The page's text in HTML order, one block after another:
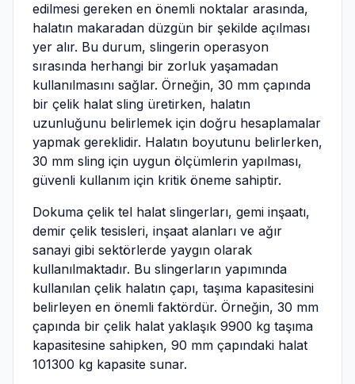
edilmesi gereken en önemli noktalar arasında,
halatın makaradan düzgün bir şekilde açılması
yer alır. Bu durum, slingerin operasyon
sırasında herhangi bir zorluk yaşamadan
kullanılmasını sağlar. Örneğin, 30 mm çapında
bir çelik halat sling üretirken, halatın
uzunluğunu belirlemek için doğru hesaplamalar
yapmak gereklidir. Halatın boyutunu belirlerken,
30 mm sling için uygun ölçümlerin yapılması,
güvenli kullanım için kritik öneme sahiptir.
Dokuma çelik tel halat slingerları, gemi inşaatı,
demir çelik tesisleri, inşaat alanları ve ağır
sanayi gibi sektörlerde yaygın olarak
kullanılmaktadır. Bu slingerların yapımında
kullanılan çelik halatın çapı, taşıma kapasitesini
belirleyen en önemli faktördür. Örneğin, 30 mm
çapında bir çelik halat yaklaşık 9900 kg taşıma
kapasitesine sahipken, 90 mm çapındaki halat
101300 kg kapasite sunar.